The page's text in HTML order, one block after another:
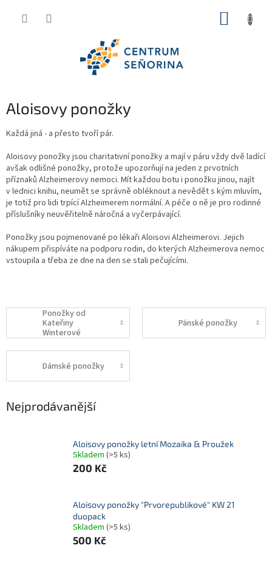
Aloisovy ponožky
Každá jiná - a přesto tvoří pár.
Aloisovy ponožky jsou charitativní ponožky a mají v páru vždy dvě ladící
avšak odlišné ponožky, protože upozorňují na jeden z prvotních
příznaků Alzheimerovy nemoci. Mít každou botu i ponožku jinou, najít
v lednici knihu, neumět se správně obléknout a nevědět s kým mluvím,
je totiž pro lidi trpící Alzheimerem normální. A péče o ně je pro rodinné
příslušníky neuvěřitelně náročná a vyčerpávající.
Ponožky jsou pojmenované po lékaři Aloisovi Alzheimerovi. Jejich
nákupem přispíváte na podporu rodin, do kterých Alzheimerova nemoc
vstoupila a třeba ze dne na den se stali pečujícími.
Ponožky od
Kateřiny
Winterové
Pánské ponožky
Dámské ponožky
Nejprodávanější
Aloisovy ponožky letní Mozaika & Proužek
Skladem (>5 ks)
200 Kč
Aloisovy ponožky "Prvorepublikové" KW 21
duopack
Skladem (>5 ks)
500 Kč